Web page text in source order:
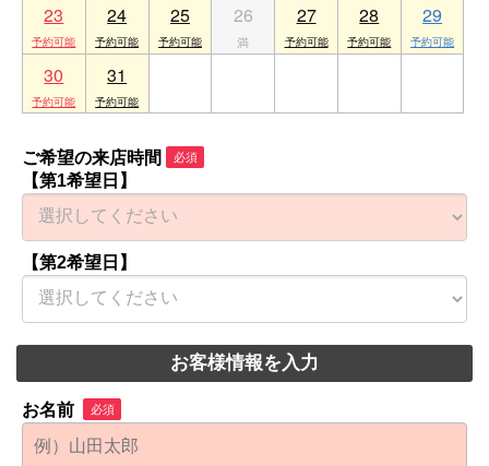
23 24 25 26 27 28 29
30 31
ご希望の来店時間 必須
【第1希望日】
【第2希望日】
お客様情報を入力
お名前 必須